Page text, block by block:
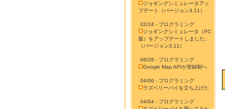
ジョギングシミュレータアッ
プデート（バージョン3.11）
02/24 - プログラミング
ジョギングシミュレータ（PC
版）をアップデートしました。
（バージョン3.11）
06/28 - プログラミング
Google Map APIが登録制へ
04/06 - プログラミング
ラズベリーパイを立ち上げた
04/04 - プログラミング